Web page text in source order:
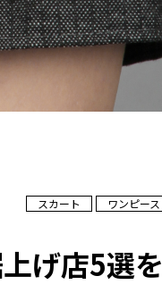
スカート ワンピース
げ店5選を